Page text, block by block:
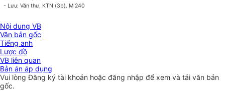
- Lưu: Văn thư, KTN (3b). M 240
Nội dung VB
Văn bản gốc
Tiếng anh
Lược đồ
VB liên quan
Bản án áp dụng
Vui lòngĐăng ký tài khoản hoặc đăng nhập để xem và tải văn bản
gốc.